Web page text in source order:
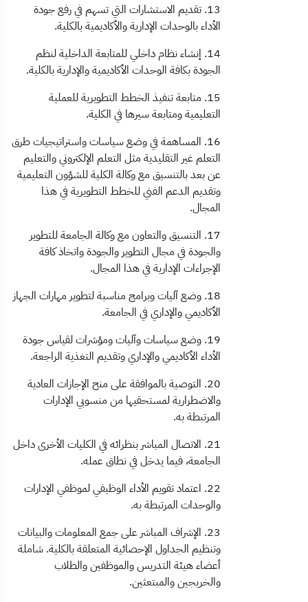
13. تقديم الاستشارات التي تسهم في رفع جودة
الأداء بالوحدات الإدارية والأكاديمية بالكلية.
14. إنشاء نظام داخلي للمتابعة الداخلية لنظم
الجودة بكافة الوحدات الأكاديمية والإدارية بالكلية.
15. متابعة تنفيذ الخطط التطويرية للعملية
التعليمية ومتابعة سيرها في الكلية.
16. المساهمة في وضع سياسات واستراتيجيات طرق
التعلم غير التقليدية مثل التعلم الإلكتروني والتعليم
عن بعد بالتنسيق مع وكالة الكلية للشؤون التعليمية
وتقديم الدعم الفني للخطط التطويرية في هذا
المجال.
17. التنسيق والتعاون مع وكالة الجامعة للتطوير
والجودة في مجال التطوير والجودة واتخاذ كافة
الإجراءات الإدارية في هذا المجال.
18. وضع آليات وبرامج مناسبة لتطوير مهارات الجهاز
الأكاديمي والإداري في الجامعة.
19. وضع سياسات وآليات ومؤشرات لقياس جودة
الأداء الأكاديمي والإداري وتقديم التغذية الراجعة.
20. التوصية بالموافقة على منح الإجازات العادية
والاضطرارية لمستحقيها من منسوبي الإدارات
المرتبطة به.
21. الاتصال المباشر بنظرائه في الكليات الأخرى داخل
الجامعة، فيما يدخل في نطاق عمله.
22. اعتماد تقويم الأداء الوظيفي لموظفي الإدارات
والوحدات المرتبطة به.
23. الإشراف المباشر على جمع المعلومات والبيانات
وتنظيم الجداول الإحصائية المتعلقة بالكلية. شاملة
أعضاء هيئة التدريس والموظفين والطلاب
والخريجين والمبتعثين.